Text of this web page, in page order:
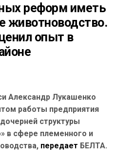
реформ иметь
животноводство.
опыт в
Александр Лукашенко
работы предприятия
структуры
в сфере племенного и
передает БЕЛТА.